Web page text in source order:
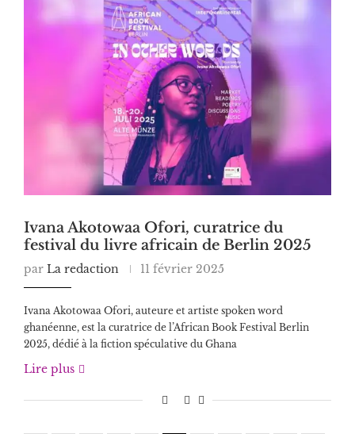
Ivana Akotowaa Ofori, curatrice du
festival du livre africain de Berlin 2025
par La redaction 11 février 2025
Ivana Akotowaa Ofori, auteure et artiste spoken word
ghanéenne, est la curatrice de l’African Book Festival Berlin
2025, dédié à la fiction spéculative du Ghana
Lire plus